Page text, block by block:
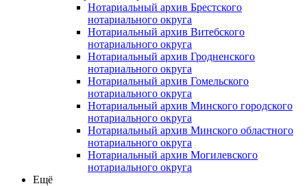
Нотариальный архив Брестского
нотариального округа
Нотариальный архив Витебского
нотариального округа
Нотариальный архив Гродненского
нотариального округа
Нотариальный архив Гомельского
нотариального округа
Нотариальный архив Минского городского
нотариального округа
Нотариальный архив Минского областного
нотариального округа
Нотариальный архив Могилевского
нотариального округа
Ещё